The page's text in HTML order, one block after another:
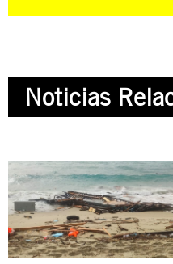
Noticias